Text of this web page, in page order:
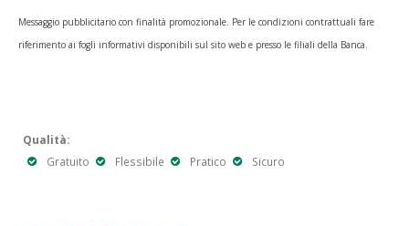
Messaggio pubblicitario con finalità promozionale. Per le condizioni contrattuali fare
riferimento ai fogli informativi disponibili sul sito web e presso le filiali della Banca.
Qualità:
Gratuito
Flessibile Pratico Sicuro